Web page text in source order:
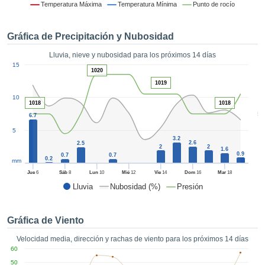
permite
sin coste.
el botón
a la
ya sean
en
así como
un perfil
CONTINUAR
CONFIGURACIÓN
Temperatura Máxima Temperatura Mínima Punto de rocío
Gráfica de Precipitación y Nubosidad
Lluvia, nieve y nubosidad para los próximos 14 días
Lluvia Nubosidad (%) Presión
50
Jue 6 Sáb8 Lun 10 Mié 12 Vie 14 Dom16 Mar18
5
10
15
mm
6.7
0.2
0.7
2.5
0.7
2
3.2
2.6
2
1.6
0.9
1018
1020
1019
1018
Gráfica de Viento
Velocidad media, dirección y rachas de viento para los próximos 14 días
50
60